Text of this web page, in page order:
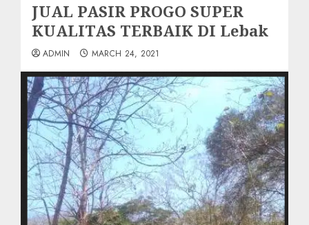
JUAL PASIR PROGO SUPER
KUALITAS TERBAIK DI Lebak
ADMIN MARCH 24, 2021